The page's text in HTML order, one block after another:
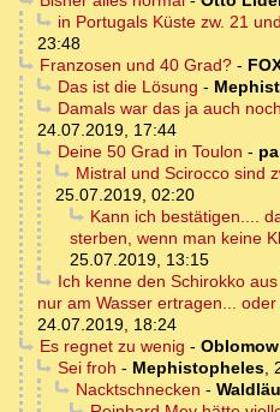
in Portugals Küste zw. 21
23:48
Franzosen und 40 Grad?-
Das ist die Lösung -
Damals war das ja auch
24.07.2019, 17:44
Deine 50 Grad in Toulon -
Mistral und Scirocco sind
25.07.2019, 02:20
Kann ich bestätigen....
sterben, wenn man keine
25.07.2019, 13:15
Ich kenne den Schirokko
nur am Wasser ertragen...
24.07.2019, 18:24
Es regnet zu wenig - Oblomow
Sei froh - Mephistopheles,
Nacktschnecken -